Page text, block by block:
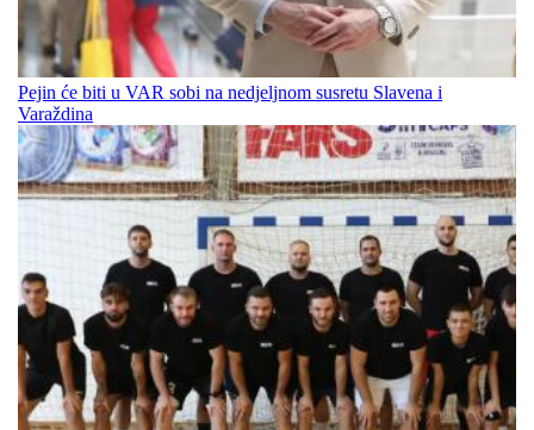
Pejin će biti u VAR sobi na nedjeljnom susretu Slavena i
Varaždina